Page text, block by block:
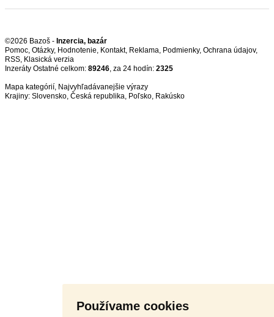
Používame cookies
©2026 Bazoš - Inzercia, bazár
Pomoc, Otázky, Hodnotenie, Kontakt, Reklama, Podmienky, Ochrana údajov,
RSS,
Inzeráty Ostatné celkom: 89246, za 24 hodín: 2325
Mapa kategórií, Najvyhľadávanejšie výrazy
Krajiny: Slovensko, Česká republika, Poľsko, Rakúsko